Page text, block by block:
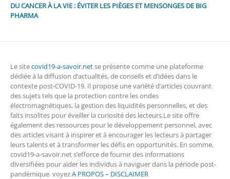
DU CANCER À LA VIE : ÉVITER LES PIÈGES ET MENSONGES DE BIG
PHARMA
Le sitecovid19-a-savoir.netse présente comme une plateforme
dédiée à la diffusion d’actualités, de conseils et d’idées dans le
contexte post-COVID-19. Il propose une variété d’articles couvrant
des sujets tels que la protection contre les ondes
électromagnétiques, la gestion des liquidités personnelles, et des
faits insolites pour éveiller la curiosité des lecteurs.Le site offre
également des ressources pour le développement personnel, avec
des articles visant à inspirer et à encourager les lecteurs à partager
leurs talents et à transformer les défis en opportunités. En somme,
covid19-a-savoir.net s’efforce de fournir des informations
diversifiées pour aider les individus à naviguer dans la période post-
pandémique. voyezA PROPOS – DISCLAIMER